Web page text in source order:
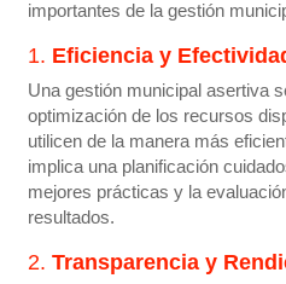
importantes de la gestión
1. Eficiencia y
Una gestión municipal asertiva
optimización de los recursos
utilicen de la manera más
implica una planificación
mejores prácticas y la
resultados.
2. Transparencia y